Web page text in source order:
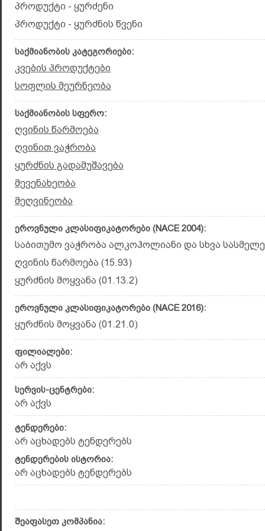
პროდუქტი - ყურძენი
პროდუქტი - ყურძნის წვენი
საქმიანობის კატეგორიები:
კვების პროდუქტები
სოფლის მეურნეობა
საქმიანობის სფერო:
ღვინის წარმოება
ღვინით ვაჭრობა
ყურძნის გადამუშავება
მევენახეობა
მეღვინეობა
ეროვნული კლასიფიკატორები (NACE 2004):
საბითუმო ვაჭრობა ალკოჰოლიანი და სხვა
ღვინის წარმოება (15.93)
ყურძნის მოყვანა (01.13.2)
ეროვნული კლასიფიკატორები (NACE 2016):
ყურძნის მოყვანა (01.21.0)
ფილიალები:
არ აქვს
სერვის-ცენტრები:
არ აქვს
ტენდერები:
არ აცხადებს ტენდერებს
ტენდერების ისტორია:
არ აცხადებს ტენდერებს
შეაფასეთ კომპანია: